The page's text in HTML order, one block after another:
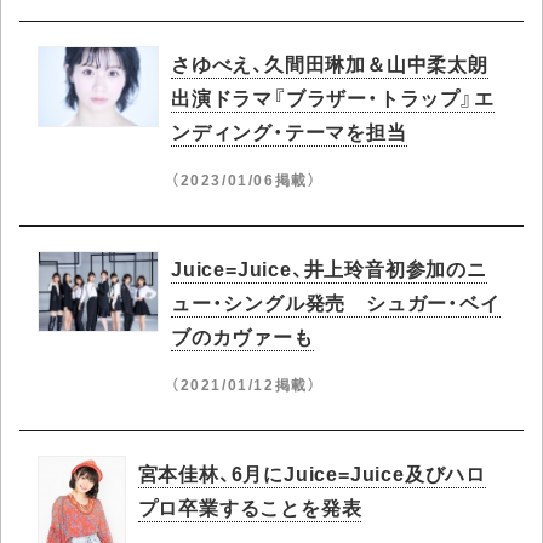
さゆべえ、久間田琳加＆山中柔太朗
出演ドラマ『ブラザー・トラップ』エ
ンディング・テーマを担当
（2023/01/06掲載）
Juice=Juice、井上玲音初参加のニ
ュー・シングル発売 シュガー・ベイ
ブのカヴァーも
（2021/01/12掲載）
宮本佳林、6月にJuice=Juice及びハロ
プロ卒業することを発表